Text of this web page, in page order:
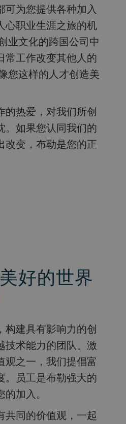
可为您提供各种加入
心职业生涯之旅的机
业文化的跨国公司中
常工作改变其他人的
您这样的人才创造美
。如果您认同我们的
改变，布勒是您的正
好的世界
技术能力的团队。激
观之一，我们提倡富
。员工是布勒强大的
加入。